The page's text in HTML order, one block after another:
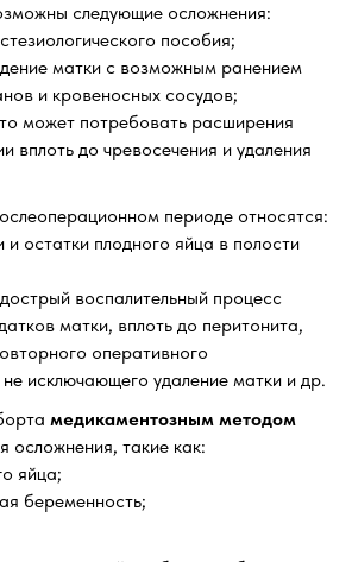
следующие осложнения:
пособия;
матки с возможным ранением
и кровеносных сосудов;
может потребовать расширения
вплоть до чревосечения и удаления
периоде относятся:
и остатки плодного яйца в полости
воспалительный процесс
матки, вплоть до перитонита,
оперативного
исключающего удаление матки и др.
медикаментозным методом
осложнения, такие как:
яйца;
беременность;